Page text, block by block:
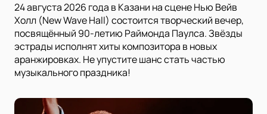
24 августа 2026 года в Казани на сцене Нью Вейв
Холл (New Wave Hall) состоится творческий вечер,
посвящённый 90-летию Раймонда Паулса. Звёзды
эстрады исполнят хиты композитора в новых
аранжировках. Не упустите шанс стать частью
музыкального праздника!